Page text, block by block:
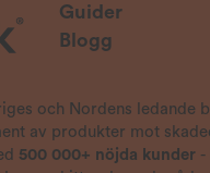
Guider
Blogg
och Nordens ledande
av produkter mot
500 000+ nöjda kunder -